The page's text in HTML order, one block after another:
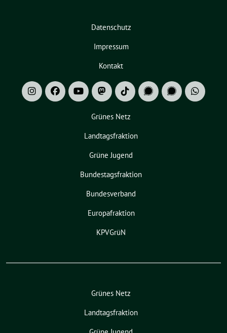
Datenschutz
Impressum
Kontakt
Grünes Netz
Landtagsfraktion
Grüne Jugend
Bundestagsfraktion
Bundesverband
Europafraktion
KPVGrüN
Grünes Netz
Landtagsfraktion